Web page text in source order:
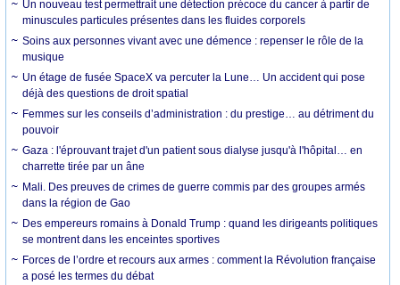
Un nouveau test permettrait une détection précoce du cancer à partir de
minuscules particules présentes dans les fluides corporels
Soins aux personnes vivant avec une démence : repenser le rôle de la
musique
Un étage de fusée SpaceX va percuter la Lune… Un accident qui pose
déjà des questions de droit spatial
Femmes sur les conseils d’administration : du prestige… au détriment du
pouvoir
Gaza : l'éprouvant trajet d'un patient sous dialyse jusqu'à l'hôpital… en
charrette tirée par un âne
Mali. Des preuves de crimes de guerre commis par des groupes armés
dans la région de Gao
Des empereurs romains à Donald Trump : quand les dirigeants politiques
se montrent dans les enceintes sportives
Forces de l’ordre et recours aux armes : comment la Révolution française
a posé les termes du débat